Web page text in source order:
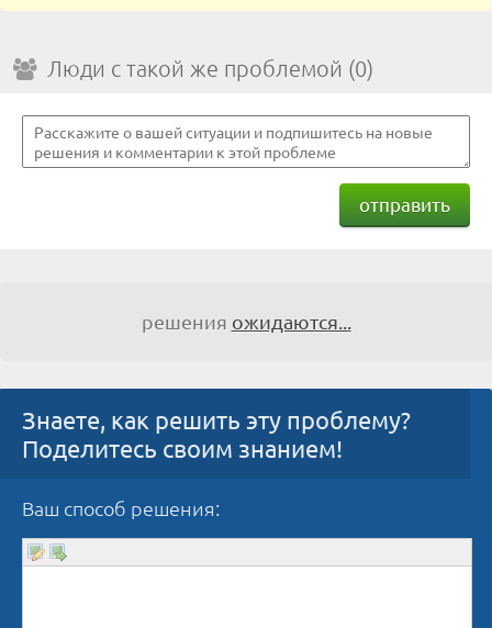
Люди с такой же проблемой (0)
отправить
решения ожидаются...
Знаете, как решить эту проблему?
Поделитесь своим знанием!
Ваш способ решения: